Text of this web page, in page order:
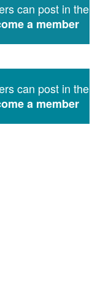
can post in the
a member
can post in the
a member